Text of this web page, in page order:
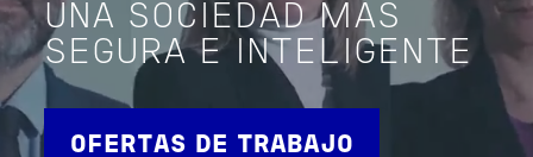
UNA SOCIEDAD MÁS
SEGURA E INTELIGENTE
OFERTAS DE TRABAJO